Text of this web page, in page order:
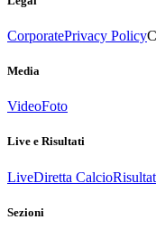
CorporatePrivacy Policy
Media
VideoFoto
Live e Risultati
LiveDiretta Calcio
Sezioni